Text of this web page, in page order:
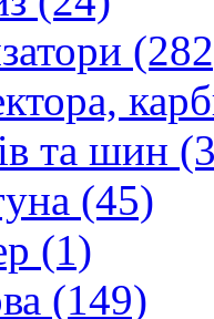
та шин
(45)
(1)
(149)